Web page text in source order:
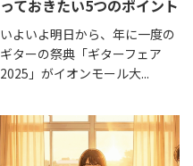
っておきたい5つのポイント
いよいよ明日から、年に一度の
ギターの祭典「ギターフェア
2025」がイオンモール大...